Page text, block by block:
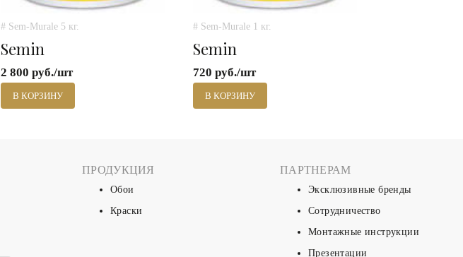
# Sem-Murale 5 кг.
Semin
2 800 руб./шт
В КОРЗИНУ
# Sem-Murale 1 кг.
Semin
720 руб./шт
В КОРЗИНУ
ПРОДУКЦИЯ
Обои
Краски
ПАРТНЕРАМ
Эксклюзивные бренды
Сотрудничество
Монтажные инструкции
Презентации